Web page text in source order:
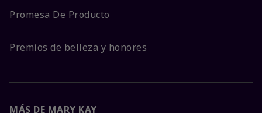
Promesa De Producto
Premios de belleza y honores
MÁS DE MARY KAY